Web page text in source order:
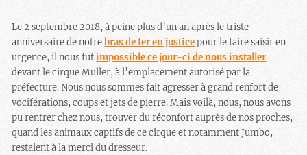
Le 2 septembre 2018, à peine plus d’un an après le triste
anniversaire de notrebras de fer en justicepour le faire saisir en
urgence, il nous futimpossible ce jour-ci de nous installer
devant le cirque Muller, à l’emplacement autorisé par la
préfecture. Nous nous sommes fait agresser à grand renfort de
vociférations, coups et jets de pierre. Mais voilà, nous, nous avons
pu rentrer chez nous, trouver du réconfort auprès de nos proches,
quand les animaux captifs de ce cirque et notamment Jumbo,
restaient à la merci du dresseur.